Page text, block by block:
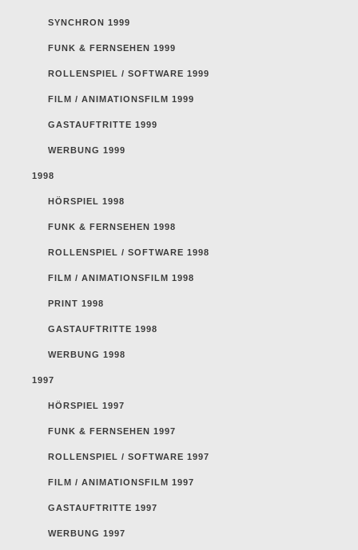
SYNCHRON 1999
FUNK & FERNSEHEN 1999
ROLLENSPIEL / SOFTWARE 1999
FILM / ANIMATIONSFILM 1999
GASTAUFTRITTE 1999
WERBUNG 1999
1998
HÖRSPIEL 1998
FUNK & FERNSEHEN 1998
ROLLENSPIEL / SOFTWARE 1998
FILM / ANIMATIONSFILM 1998
PRINT 1998
GASTAUFTRITTE 1998
WERBUNG 1998
1997
HÖRSPIEL 1997
FUNK & FERNSEHEN 1997
ROLLENSPIEL / SOFTWARE 1997
FILM / ANIMATIONSFILM 1997
GASTAUFTRITTE 1997
WERBUNG 1997